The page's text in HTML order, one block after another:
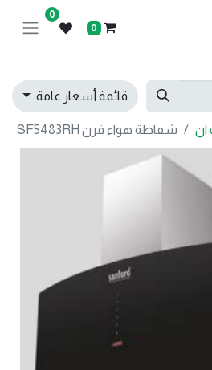
0
0
قائمة أسعار عامة
ان شفاطة هواء فرن SF5483RH